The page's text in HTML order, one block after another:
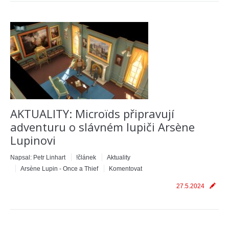
AKTUALITY: Microïds připravují
adventuru o slávném lupiči Arsène
Lupinovi
Napsal: Petr Linhart !článek
Aktuality
Arsène Lupin - Once a Thief
Komentovat
27.5.2024